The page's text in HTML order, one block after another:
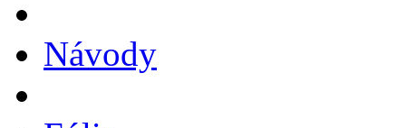
Návody